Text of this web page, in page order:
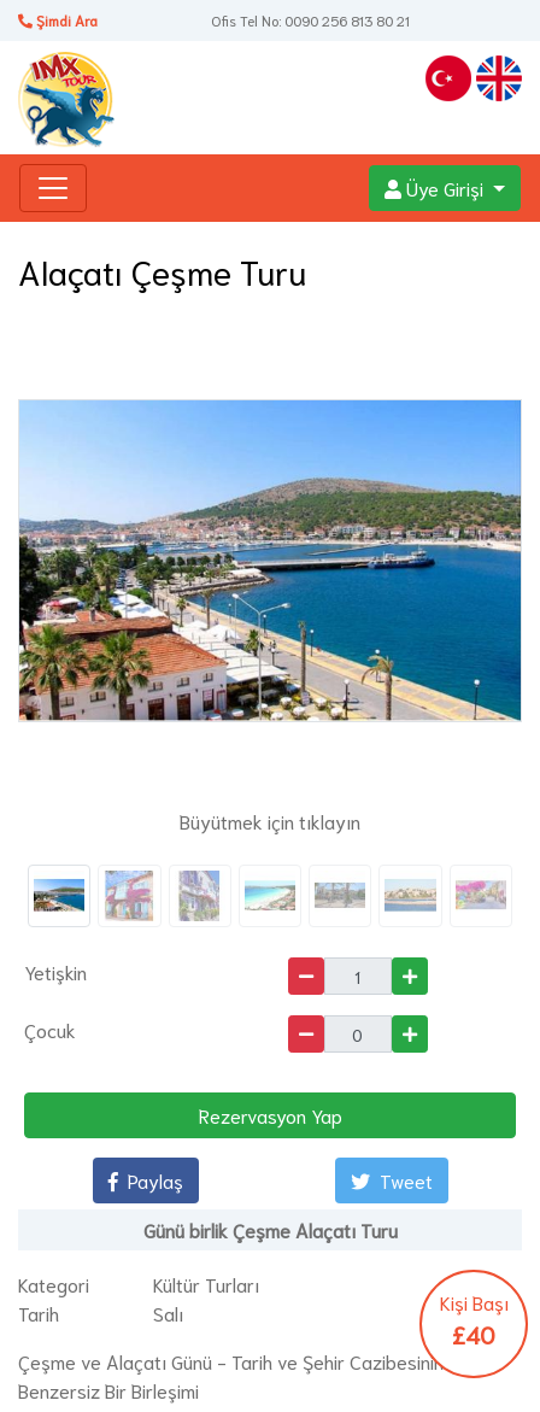
Şimdi Ara Ofis Tel No: 0090 256 813 80 21
Üye Girişi
Alaçatı Çeşme Turu
Büyütmek için tıklayın
Yetişkin
Çocuk
Rezervasyon Yap
Paylaş
Tweet
Günü birlik Çeşme Alaçatı Turu
Kişi Başı
£40
Kategori
Kültür Turları
Tarih
Salı
Çeşme ve Alaçatı Günü - Tarih ve Şehir Cazibesinin
Benzersiz Bir Birleşimi